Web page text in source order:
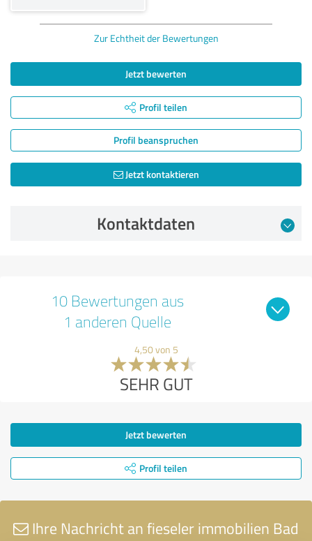
Zur Echtheit der Bewertungen
Jetzt bewerten
Profil teilen
Profil beanspruchen
Jetzt kontaktieren
Kontaktdaten
10 Bewertungen aus
1 anderen Quelle
4,50 von 5
SEHR GUT
Jetzt bewerten
Profil teilen
Ihre Nachricht an fieseler immobilien Bad